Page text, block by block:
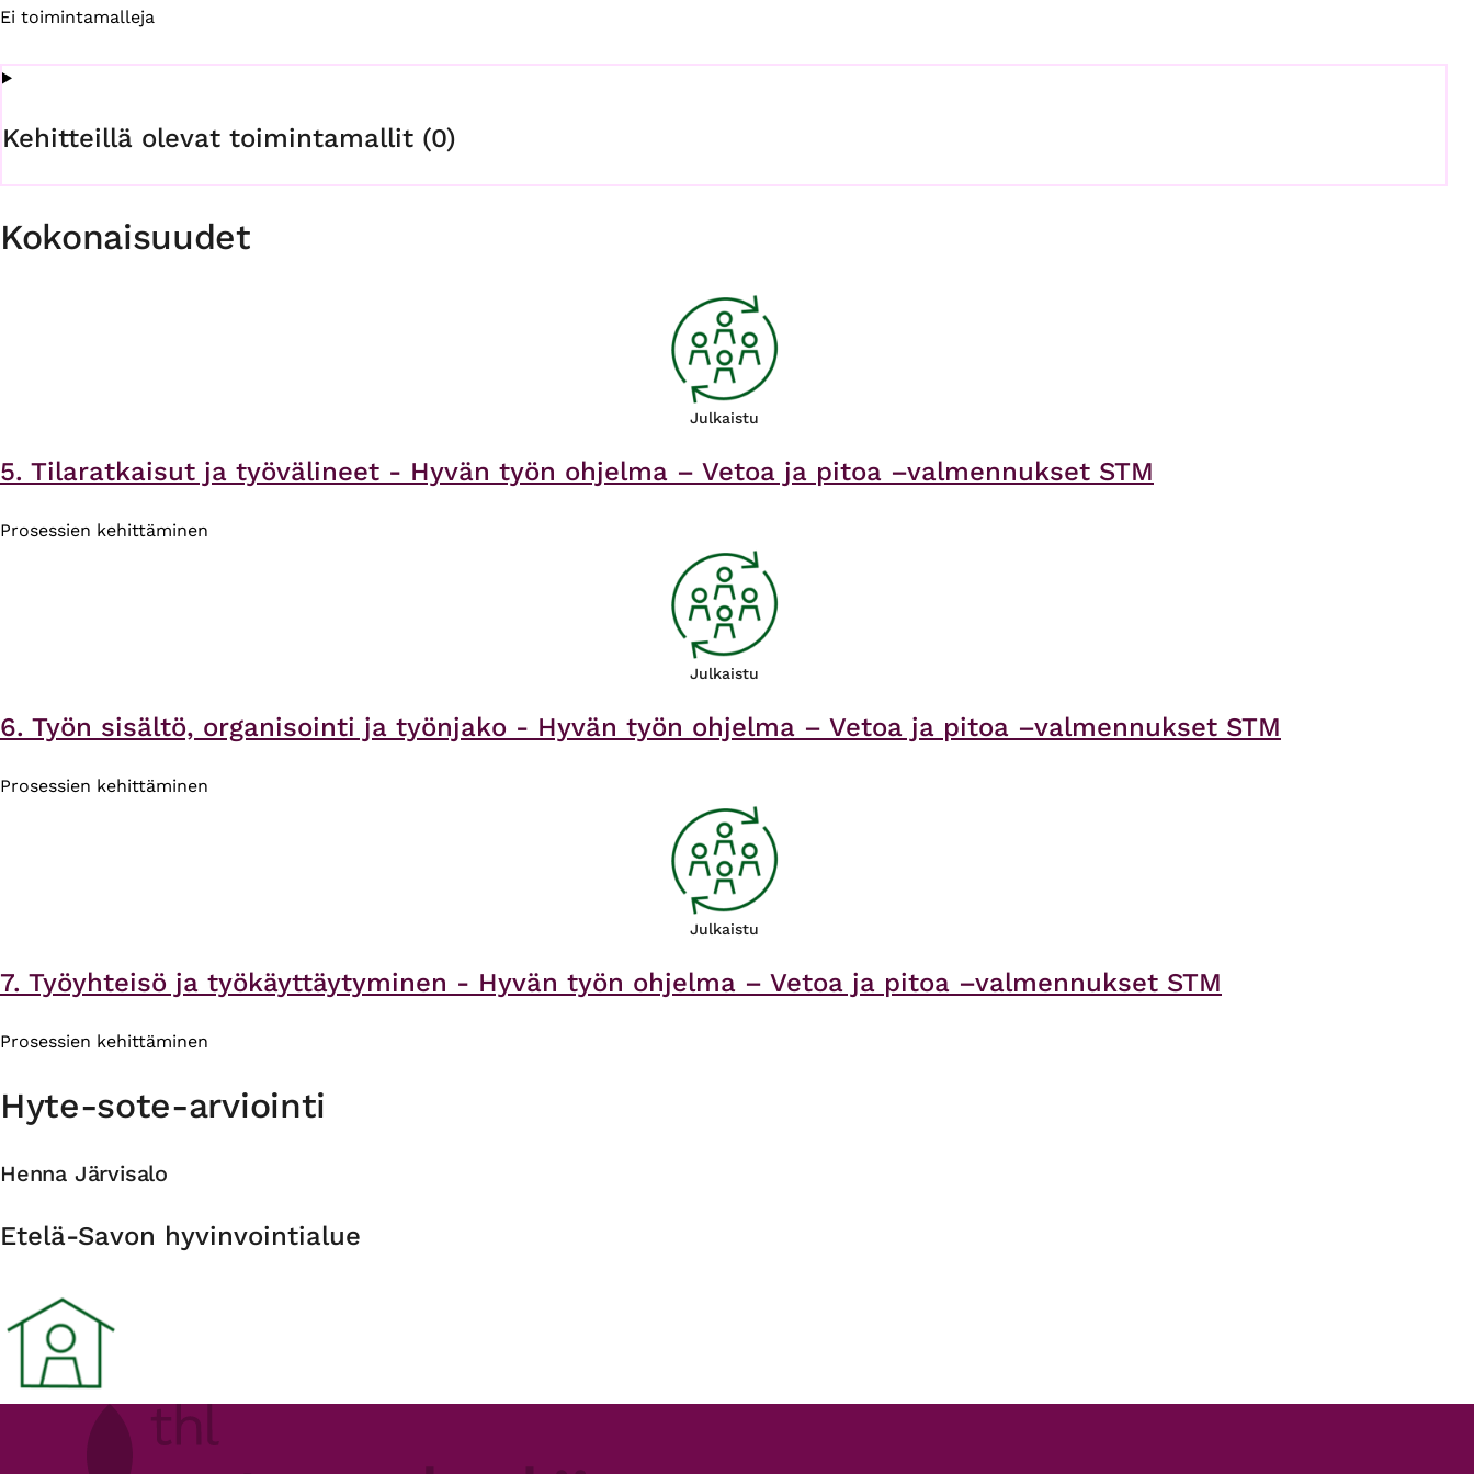
Ei toimintamalleja
Kehitteillä olevat toimintamallit (0)
Kokonaisuudet
Julkaistu
5. Tilaratkaisut ja työvälineet - Hyvän työn ohjelma – Vetoa ja pitoa –valmennukset STM
Prosessien kehittäminen
Julkaistu
6. Työn sisältö, organisointi ja työnjako - Hyvän työn ohjelma – Vetoa ja pitoa –valmennukset STM
Prosessien kehittäminen
Julkaistu
7. Työyhteisö ja työkäyttäytyminen - Hyvän työn ohjelma – Vetoa ja pitoa –valmennukset STM
Prosessien kehittäminen
Hyte-sote-arviointi
Henna Järvisalo
Organisaatio
Etelä-Savon hyvinvointialue